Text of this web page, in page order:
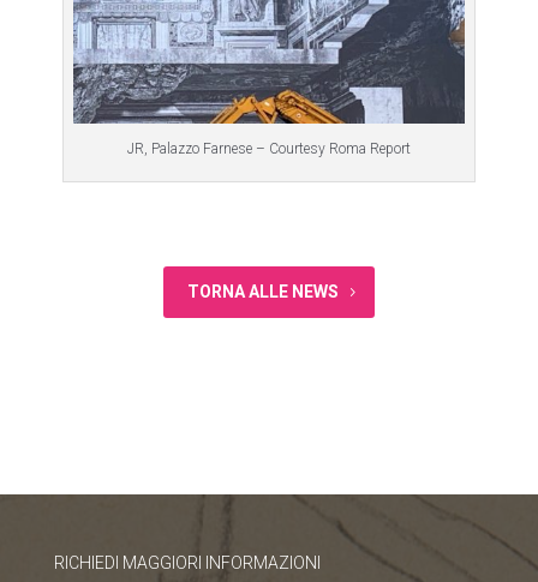
JR, Palazzo Farnese – Courtesy Roma Report
TORNA ALLE NEWS
RICHIEDI MAGGIORI INFORMAZIONI